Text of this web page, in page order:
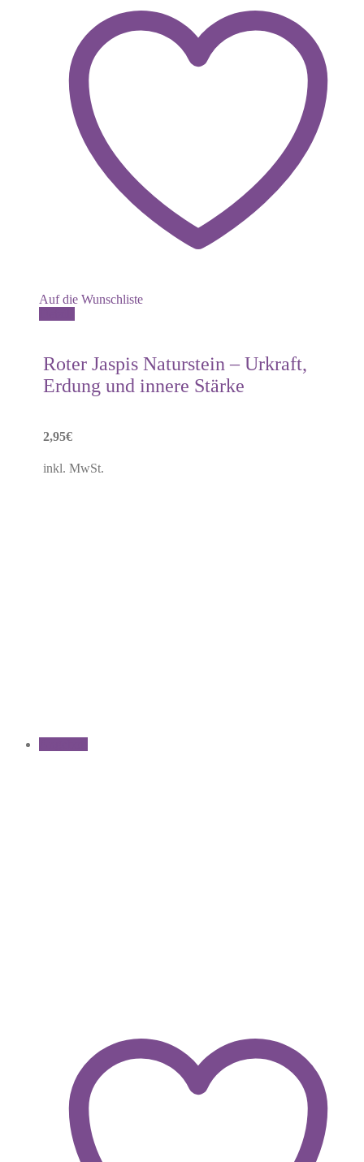
Auf die Wunschliste
Roter Jaspis Naturstein – Urkraft,
Erdung und innere Stärke
2,95€
inkl. MwSt.